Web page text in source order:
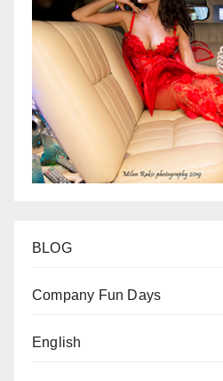
BLOG
Company Fun Days
English